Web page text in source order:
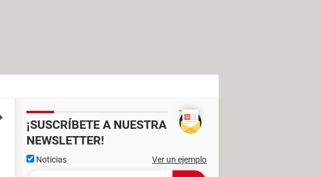
¡SUSCRÍBETE A NUESTRA
NEWSLETTER!
Noticias Ver un ejemplo